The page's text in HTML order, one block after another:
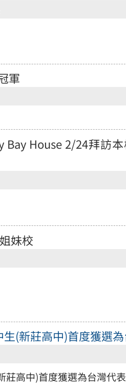
軍
House 2/24拜訪
妹校
(新莊高中)首度獲選
莊高中)首度獲選為台灣代表